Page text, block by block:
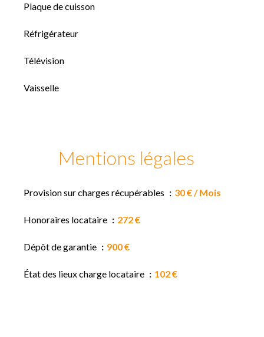
Plaque de cuisson
Réfrigérateur
Télévision
Vaisselle
Mentions légales
Provision sur charges récupérables 30 € / Mois
Honoraires locataire 272 €
Dépôt de garantie 900 €
État des lieux charge locataire 102 €